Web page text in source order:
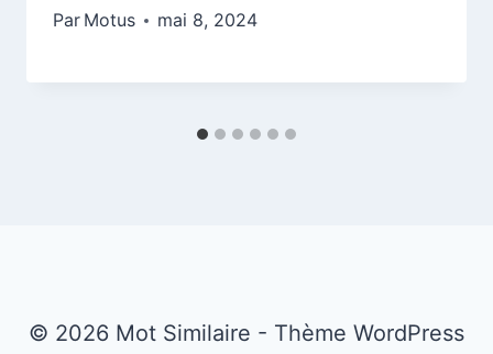
Par Motus mai 8, 2024
© 2026 Mot Similaire - Thème WordPress